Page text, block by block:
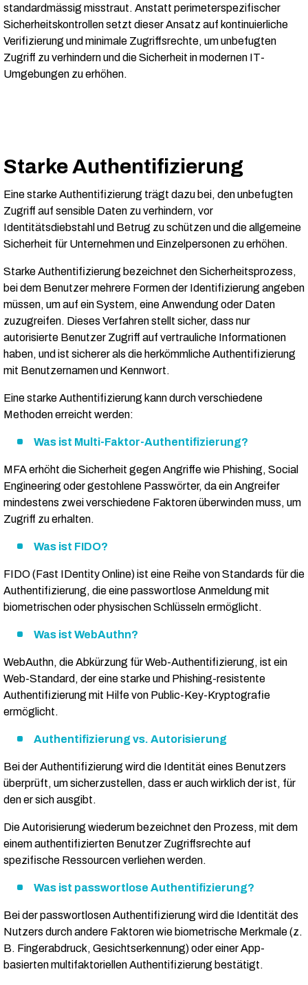
standardmässig misstraut. Anstatt perimeterspezifischer
Sicherheitskontrollen setzt dieser Ansatz auf kontinuierliche
Verifizierung und minimale Zugriffsrechte, um unbefugten
Zugriff zu verhindern und die Sicherheit in modernen IT-
Umgebungen zu erhöhen.
Starke Authentifizierung
Eine starke Authentifizierung trägt dazu bei, den unbefugten
Zugriff auf sensible Daten zu verhindern, vor
Identitätsdiebstahl und Betrug zu schützen und die allgemeine
Sicherheit für Unternehmen und Einzelpersonen zu erhöhen.
Starke Authentifizierung bezeichnet den Sicherheitsprozess,
bei dem Benutzer mehrere Formen der Identifizierung angeben
müssen, um auf ein System, eine Anwendung oder Daten
zuzugreifen. Dieses Verfahren stellt sicher, dass nur
autorisierte Benutzer Zugriff auf vertrauliche Informationen
haben, und ist sicherer als die herkömmliche Authentifizierung
mit Benutzernamen und Kennwort.
Eine starke Authentifizierung kann durch verschiedene
Methoden erreicht werden:
Was ist Multi-Faktor-Authentifizierung?
MFA erhöht die Sicherheit gegen Angriffe wie Phishing, Social
Engineering oder gestohlene Passwörter, da ein Angreifer
mindestens zwei verschiedene Faktoren überwinden muss, um
Zugriff zu erhalten.
Was ist FIDO?
FIDO (Fast IDentity Online) ist eine Reihe von Standards für die
Authentifizierung, die eine passwortlose Anmeldung mit
biometrischen oder physischen Schlüsseln ermöglicht.
Was ist WebAuthn?
WebAuthn, die Abkürzung für Web-Authentifizierung, ist ein
Web-Standard, der eine starke und Phishing-resistente
Authentifizierung mit Hilfe von Public-Key-Kryptografie
ermöglicht.
Authentifizierung vs. Autorisierung
Bei der Authentifizierung wird die Identität eines Benutzers
überprüft, um sicherzustellen, dass er auch wirklich der ist, für
den er sich ausgibt.
Die Autorisierung wiederum bezeichnet den Prozess, mit dem
einem authentifizierten Benutzer Zugriffsrechte auf
spezifische Ressourcen verliehen werden.
Was ist passwortlose Authentifizierung?
Bei der passwortlosen Authentifizierung wird die Identität des
Nutzers durch andere Faktoren wie biometrische Merkmale (z.
B. Fingerabdruck, Gesichtserkennung) oder einer App-
basierten multifaktoriellen Authentifizierung bestätigt.